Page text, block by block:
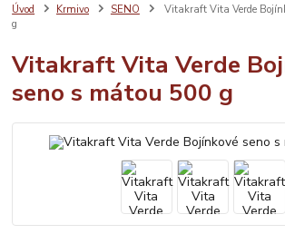
Úvod Krmivo SENO
Vitakraft Vita Verde
g
Vitakraft Vita Verde
seno s mátou 500 g